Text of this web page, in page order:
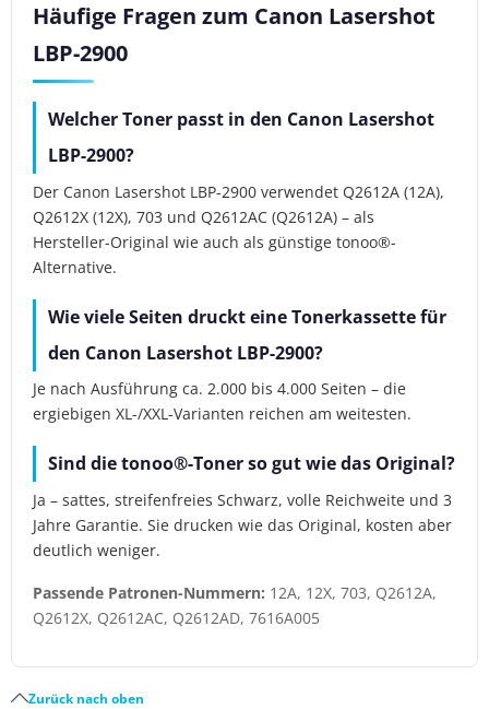
Häufige Fragen zum Canon Lasershot
LBP-2900
Welcher Toner passt in den Canon Lasershot
LBP-2900?
Der Canon Lasershot LBP-2900 verwendet Q2612A (12A),
Q2612X (12X), 703 und Q2612AC (Q2612A) – als
Hersteller-Original wie auch als günstige tonoo®-
Alternative.
Wie viele Seiten druckt eine Tonerkassette für
den Canon Lasershot LBP-2900?
Je nach Ausführung ca. 2.000 bis 4.000 Seiten – die
ergiebigen XL-/XXL-Varianten reichen am weitesten.
Sind die tonoo®-Toner so gut wie das Original?
Ja – sattes, streifenfreies Schwarz, volle Reichweite und 3
Jahre Garantie. Sie drucken wie das Original, kosten aber
deutlich weniger.
Passende Patronen-Nummern: 12A, 12X, 703, Q2612A,
Q2612X, Q2612AC, Q2612AD, 7616A005
Zurück nach oben